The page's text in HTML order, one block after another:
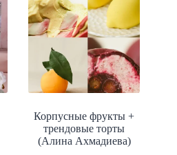
Корпусные фрукты +
трендовые торты
(Алина Ахмадиева)